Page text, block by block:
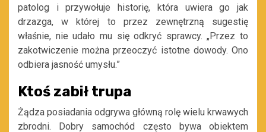
patolog i przywołuje historię, która uwiera go jak
drzazga, w której to przez zewnętrzną sugestię
właśnie, nie udało mu się odkryć sprawcy. „Przez to
zakotwiczenie można przeoczyć istotne dowody. Ono
odbiera jasność umysłu.”
Ktoś zabił trupa
Żądza posiadania odgrywa główną rolę wielu krwawych
zbrodni. Dobry samochód często bywa obiektem